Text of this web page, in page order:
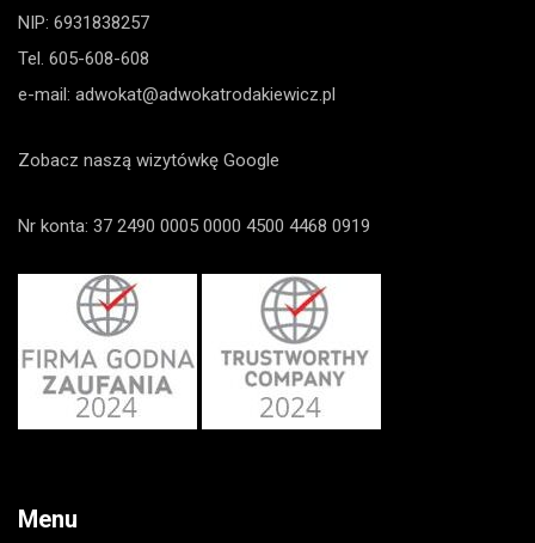
NIP: 6931838257
Tel. 605-608-608
e-mail: adwokat@adwokatrodakiewicz.pl
Zobacz naszą wizytówkę Google
Nr konta: 37 2490 0005 0000 4500 4468 0919
Menu